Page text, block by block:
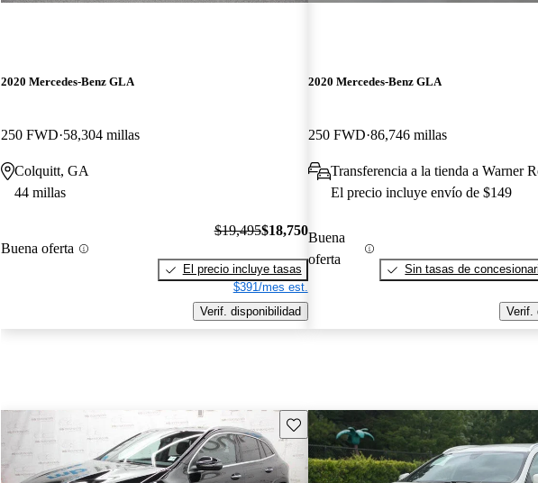
2020 Mercedes-Benz GLA
250 FWD 58,304 millas
Colquitt, GA
44 millas
Buena oferta
$19,495$18,750
El precio incluye tasas
$391/mes est.
Verif. disponibilidad
2020 Mercedes-Benz GLA
250 FWD 86,746 millas
Transferencia a la tienda a Warner
El precio incluye envío de $149
Buena
oferta
Sin tasas de
Verif.
Guarda este Aviso